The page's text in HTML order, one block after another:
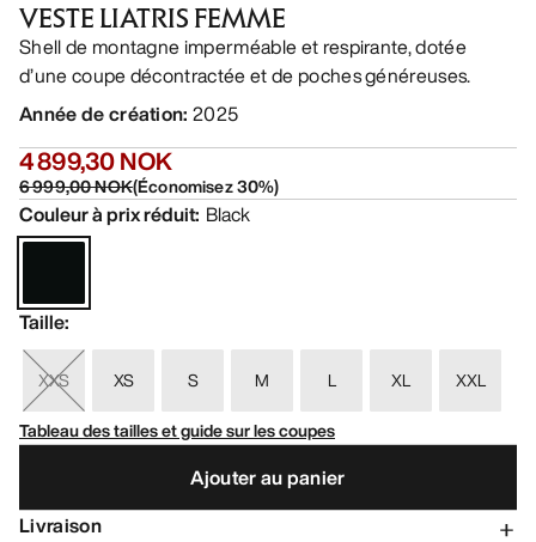
VESTE LIATRIS FEMME
Shell de montagne imperméable et respirante, dotée
d’une coupe décontractée et de poches généreuses.
Année de création: 2025
4 899,30 NOK
6 999,00 NOK(Économisez30%)
Couleur à prix réduit: Black
Taille:
XXS XS S M L XL
XXL
Tableau des tailles et guide sur les coupes
Ajouter au panier
Livraison